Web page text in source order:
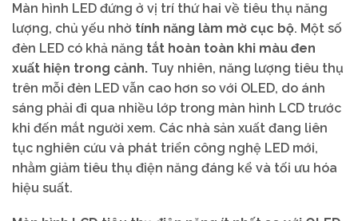
Màn hình LED đứng ở vị trí thứ hai về tiêu thụ năng
lượng, chủ yếu nhờ tính năng làm mờ cục bộ. Một số
đèn LED có khả năng tắt hoàn toàn khi màu đen
xuất hiện trong cảnh. Tuy nhiên, năng lượng tiêu thụ
trên mỗi đèn LED vẫn cao hơn so với OLED, do ánh
sáng phải đi qua nhiều lớp trong màn hình LCD trước
khi đến mắt người xem. Các nhà sản xuất đang liên
tục nghiên cứu và phát triển công nghệ LED mới,
nhằm giảm tiêu thụ điện năng đáng kể và tối ưu hóa
hiệu suất.